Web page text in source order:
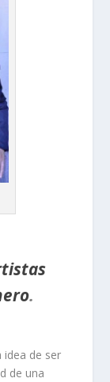
.
idea de ser
de una